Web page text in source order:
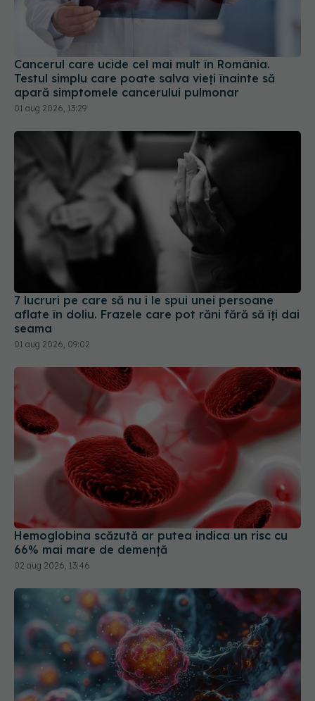
Cancerul care ucide cel mai mult în România.
Testul simplu care poate salva vieți înainte să
apară simptomele cancerului pulmonar
01 aug 2026, 13:29
7 lucruri pe care să nu i le spui unei persoane
aflate în doliu. Frazele care pot răni fără să îți dai
01 aug 2026, 09:02
Hemoglobina scăzută ar putea indica un risc cu
66% mai mare de demență